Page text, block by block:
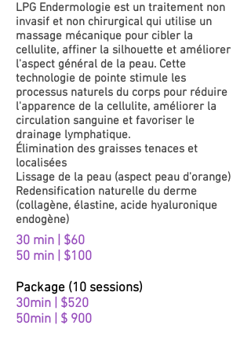
LPG Endermologie est un traitement non
invasif et non chirurgical qui utilise un
massage mécanique pour cibler la
cellulite, affiner la silhouette et améliorer
l'aspect général de la peau. Cette
technologie de pointe stimule les
processus naturels du corps pour réduire
l'apparence de la cellulite, améliorer la
circulation sanguine et favoriser le
drainage lymphatique.
Élimination des graisses tenaces et
localisées
Lissage de la peau (aspect peau d'orange)
Redensification naturelle du derme
(collagène, élastine, acide hyaluronique
endogène)
30 min | $60
50 min | $100
Package (10 sessions)
30min | $520
50min | $ 900